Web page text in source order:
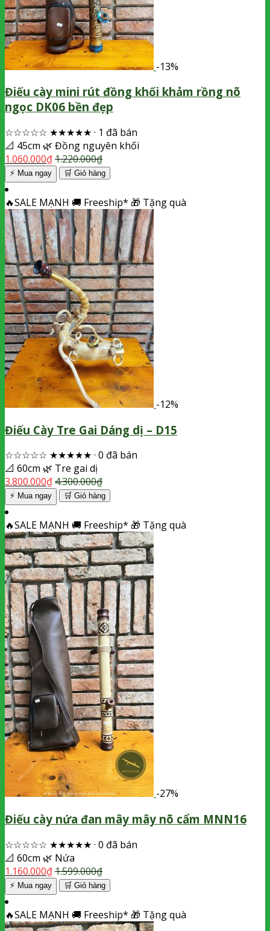
-13%
Điếu cày mini rút đồng khối khảm rồng nõ
ngọc DK06 bền đẹp
☆☆☆☆☆ ★★★★★ · 1 đã bán
📐 45cm 🌿 Đồng nguyên khối
1.060.000₫1.220.000₫
⚡ Mua ngay 🛒 Giỏ hàng
🔥SALE MẠNH 🚚 Freeship* 🎁 Tặng quà
-12%
Điếu Cày Tre Gai Dáng dị – D15
☆☆☆☆☆ ★★★★★ · 0 đã bán
📐 60cm 🌿 Tre gai dị
3.800.000₫4.300.000₫
⚡ Mua ngay 🛒 Giỏ hàng
🔥SALE MẠNH 🚚 Freeship* 🎁 Tặng quà
-27%
Điếu cày nứa đan mây mây nõ cẩm MNN16
☆☆☆☆☆ ★★★★★ · 0 đã bán
📐 60cm 🌿 Nứa
1.160.000₫1.599.000₫
⚡ Mua ngay 🛒 Giỏ hàng
🔥SALE MẠNH 🚚 Freeship* 🎁 Tặng quà